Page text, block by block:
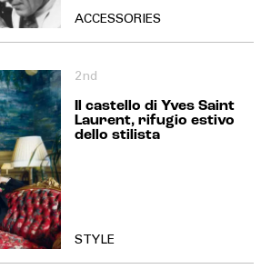
ACCESSORIES
2nd
Il castello di Yves Saint
Laurent, rifugio estivo
dello stilista
STYLE